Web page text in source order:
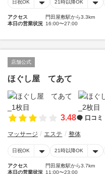
日祝OK 21時以降OK
アクセス
門田屋敷駅から3.3km
本日の営業状況 16:00〜27:00
店舗公式
ほぐし屋 てあて
3.48 口コミ
マッサージ エステ 整体
日祝OK 21時以降OK
アクセス
門田屋敷駅から3.7km
本日の営業状況 11:00〜23:00